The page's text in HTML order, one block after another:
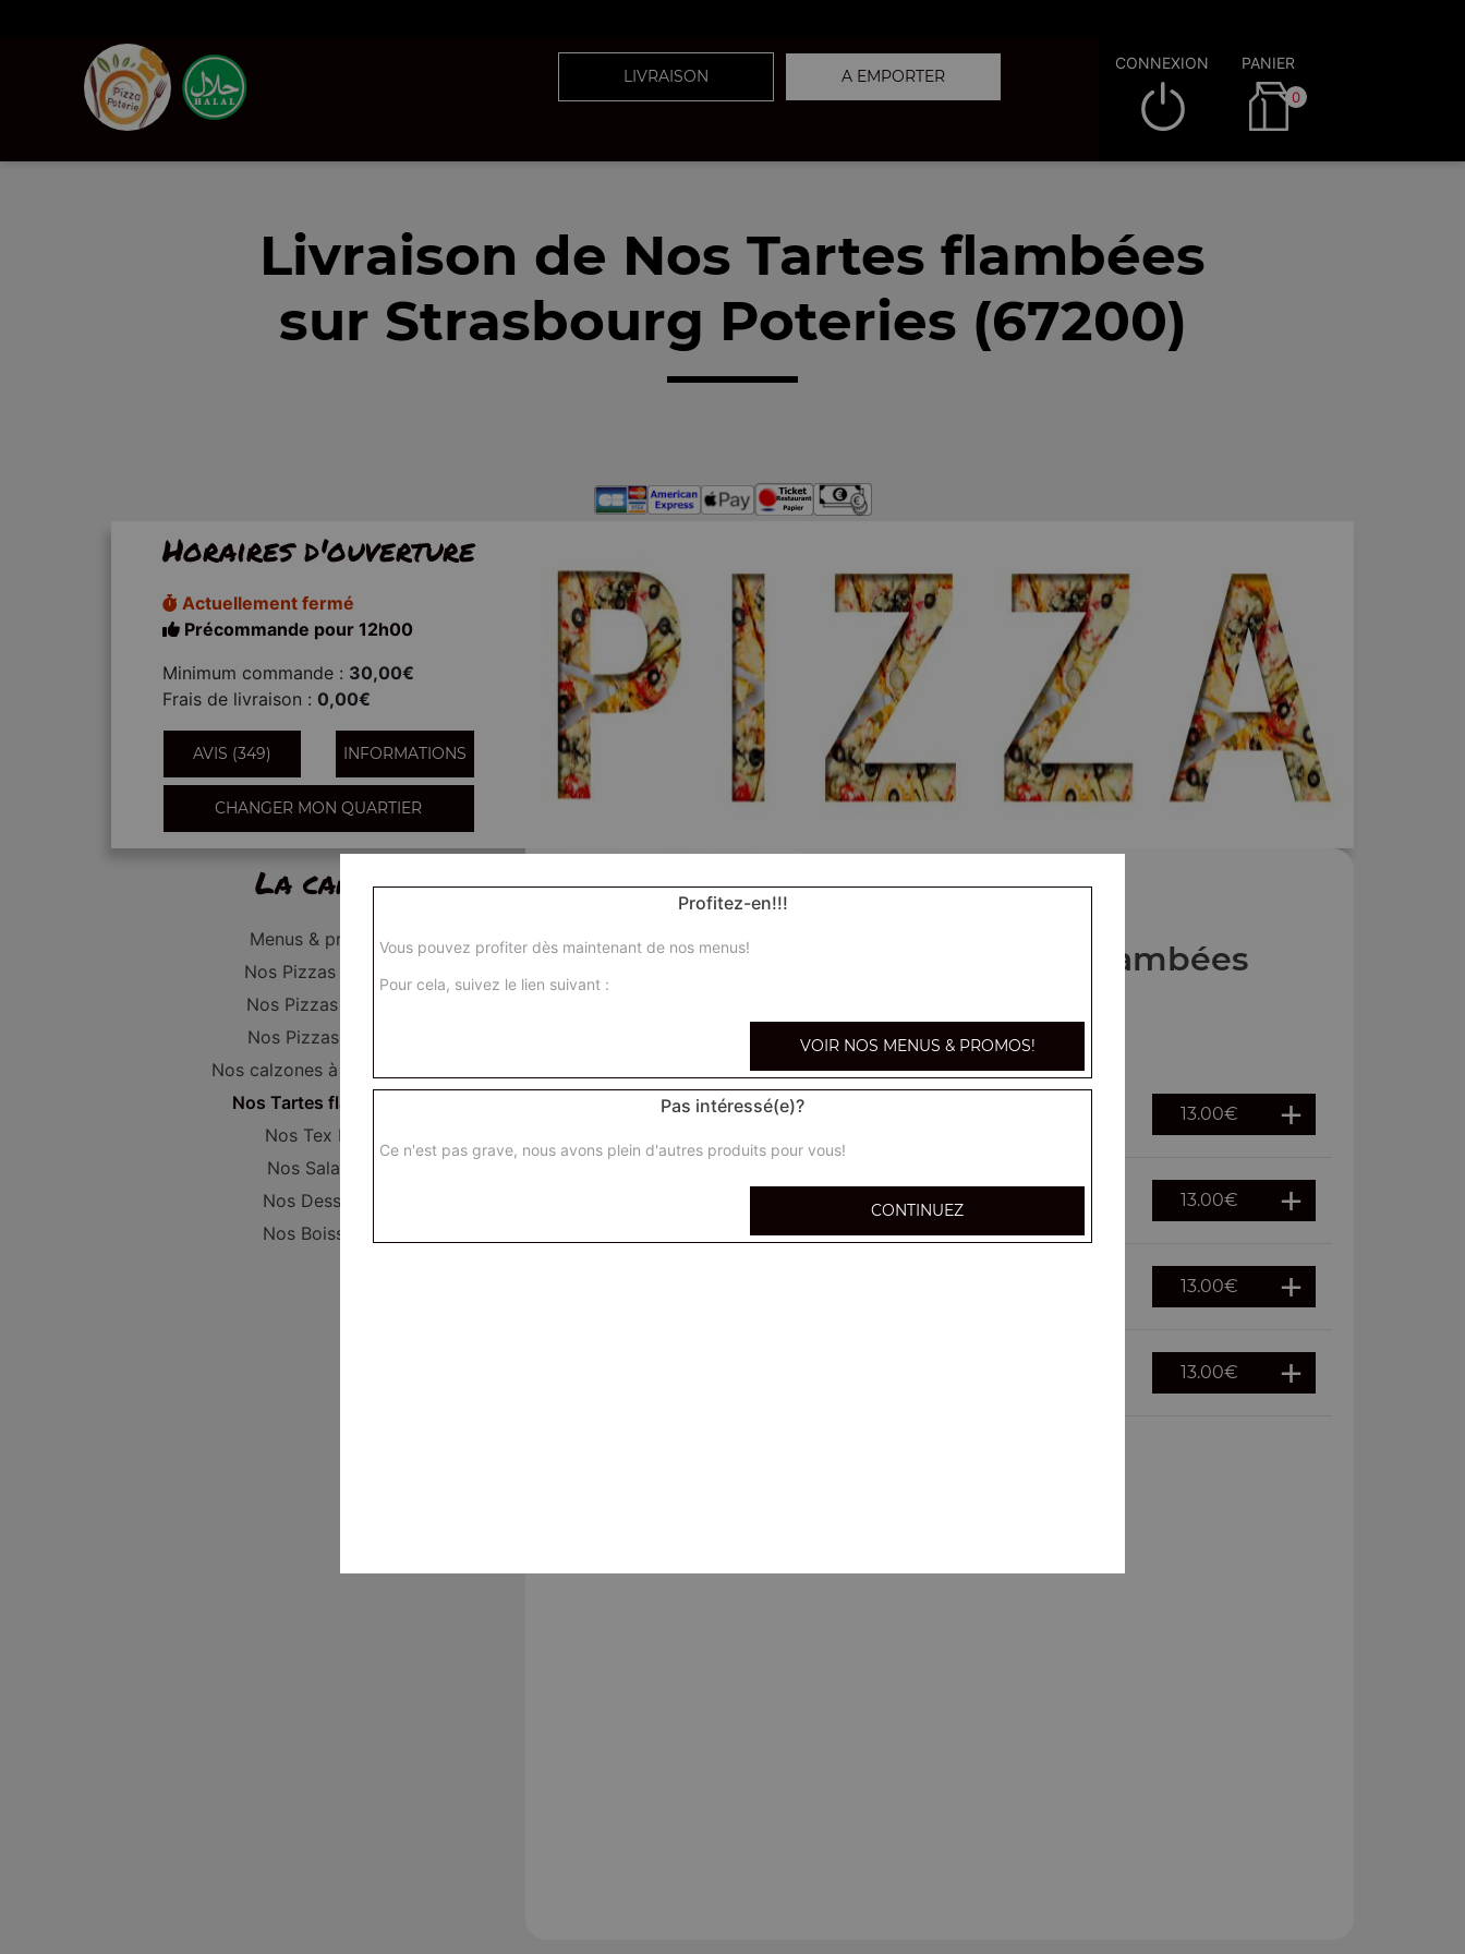
LIVRAISON A EMPORTER
CONNEXION PANIER
0
Livraison de Nos Tartes flambées
sur Strasbourg Poteries (67200)
Horaires d'ouverture
Actuellement fermé
Précommande pour 12h00
Minimum commande : 30,00€
Frais de livraison : 0,00€
AVIS (349) INFORMATIONS
CHANGER MON QUARTIER
La carte
Menus & promos
Nos Pizzas Junior
Nos Pizzas Super
Nos Pizzas Méga
Nos calzones à composer
Nos Tartes flambées
Nos Tex Mex
Nos Salades
Nos Desserts
Nos Boissons
Nos Tartes flambées
Tarte flambée normal 13.00€
Tarte flambée forestière 13.00€
13.00€
13.00€
Profitez-en!!!
Vous pouvez profiter dès maintenant de nos menus!
Pour cela, suivez le lien suivant :
VOIR NOS MENUS & PROMOS!
Pas intéressé(e)?
Ce n'est pas grave, nous avons plein d'autres produits pour vous!
CONTINUEZ